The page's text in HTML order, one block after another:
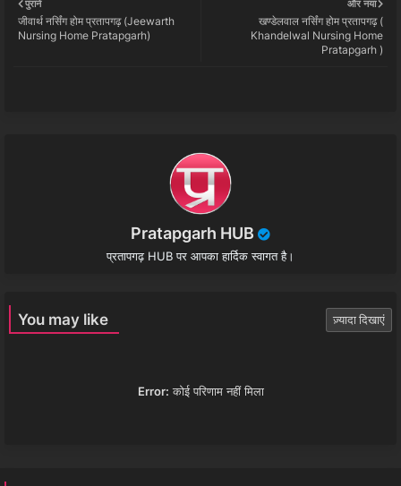
और नया
खण्डेलवाल नर्सिंग होम प्रतापगढ़ (
Khandelwal Nursing Home
Pratapgarh )
पुराने
जीवार्थ नर्सिंग होम प्रतापगढ़ (Jeewarth
Nursing Home Pratapgarh)
Pratapgarh HUB
प्रतापगढ़ HUB पर आपका हार्दिक स्वागत है।
You may like ज़्यादा दिखाएं
Error: कोई परिणाम नहीं मिला